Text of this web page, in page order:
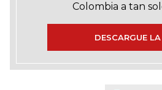
Colombia a tan
DESCARGUE